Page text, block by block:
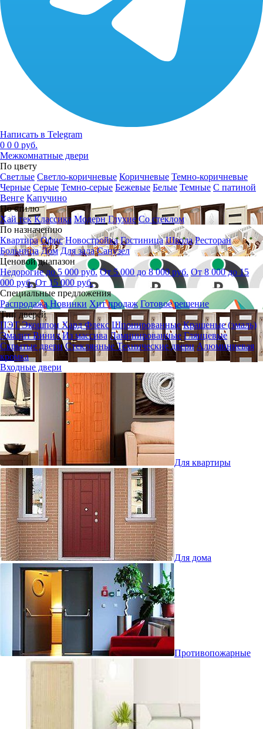
Написать в Telegram
0 0 0 руб.
Межкомнатные двери
По цвету
Светлые Светло-коричневые Коричневые Темно-коричневые
Черные Серые Темно-серые Бежевые Белые Темные С патиной
Венге Капучино
По стилю
Хай тек Классика Модерн Глухие Со стеклом
По назначению
Квартира Офис Новостройка Гостиница Школа Ресторан
Больница Дом Для зала Санузел
Ценовой диапазон
Недорогие до 5 000 руб. От 5 000 до 8 000 руб. От 8 000 до 15
000 руб. От 15 000 руб.
Специальные предложения
Распродажа Новинки Хит продаж Готовое решение
Тип дверей
ПЭТЭкошпон Хард Флекс Шпонированные Крашеные (эмаль)
ЭмалитВинил Из массива Ламинированные Глянцевые
Скрытые двери СтеклянныеТехнические двери Алюминиевая
кромка
Входные двери
Для квартиры
Для дома
Противопожарные